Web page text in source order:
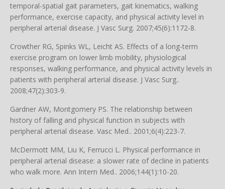
temporal-spatial gait parameters, gait kinematics, walking
performance, exercise capacity, and physical activity level in
peripheral arterial disease. J Vasc Surg. 2007;45(6):1172-8.
Crowther RG, Spinks WL, Leicht AS. Effects of a long-term
exercise program on lower limb mobility, physiological
responses, walking performance, and physical activity levels in
patients with peripheral arterial disease. J Vasc Surg..
2008;47(2):303-9.
Gardner AW, Montgomery PS. The relationship between
history of falling and physical function in subjects with
peripheral arterial disease. Vasc Med.. 2001;6(4):223-7.
McDermott MM, Liu K, Ferrucci L. Physical performance in
peripheral arterial disease: a slower rate of decline in patients
who walk more. Ann Intern Med.. 2006;144(1):10-20.